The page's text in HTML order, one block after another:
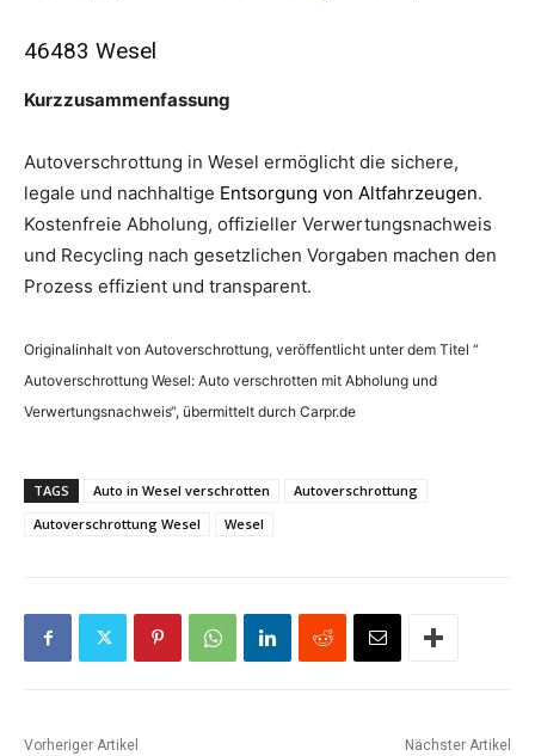
46483 Wesel
Kurzzusammenfassung
Autoverschrottung in Wesel ermöglicht die sichere,
legale und nachhaltige Entsorgung von Altfahrzeugen.
Kostenfreie Abholung, offizieller Verwertungsnachweis
und Recycling nach gesetzlichen Vorgaben machen den
Prozess effizient und transparent.
Originalinhalt von Autoverschrottung, veröffentlicht unter dem Titel “
Autoverschrottung Wesel: Auto verschrotten mit Abholung und
Verwertungsnachweis“, übermittelt durch Carpr.de
TAGS Auto in Wesel verschrotten
Autoverschrottung
Autoverschrottung Wesel
Wesel
Vorheriger Artikel Nächster Artikel